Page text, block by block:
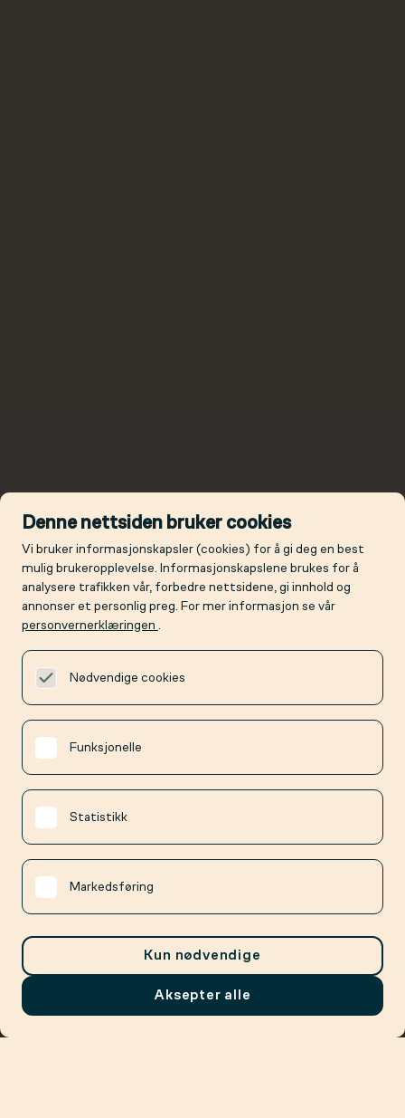
Meny
Denne nettsiden bruker cookies
Vi bruker informasjonskapsler (cookies) for å gi deg en best
mulig brukeropplevelse. Informasjonskapslene brukes for å
analysere trafikken vår, forbedre nettsidene, gi innhold og
annonser et personlig preg. For mer informasjon se vår
personvernerklæringen .
Nødvendige cookies
Funksjonelle
Statistikk
Markedsføring
Kun nødvendige
Aksepter alle